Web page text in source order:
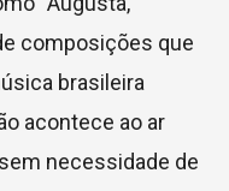
composições que
brasileira
acontece ao ar
necessidade de